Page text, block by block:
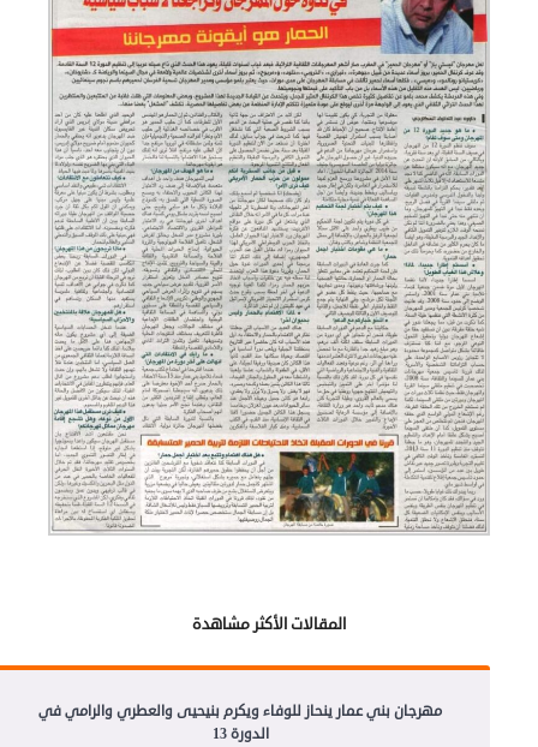
المقالات الأكثر مشاهدة
مهرجان بني عمار ينحاز للوفاء ويكرم بنيحيى والعطري والرامي في
الدورة 13